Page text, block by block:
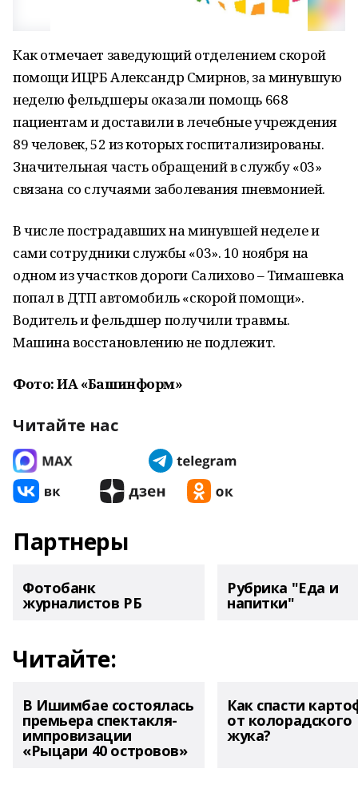
Как отмечает заведующий отделением скорой
помощи ИЦРБ Александр Смирнов, за минувшую
неделю фельдшеры оказали помощь 668
пациентам и доставили в лечебные учреждения
89 человек, 52 из которых госпитализированы.
Значительная часть обращений в службу «03»
связана со случаями заболевания пневмонией.
В числе пострадавших на минувшей неделе и
сами сотрудники службы «03». 10 ноября на
одном из участков дороги Салихово – Тимашевка
попал в ДТП автомобиль «скорой помощи».
Водитель и фельдшер получили травмы.
Машина восстановлению не подлежит.
Фото: ИА «Башинформ»
Читайте нас
Партнеры
Фотобанк
журналистов РБ
Рубрика "Еда и
напитки"
Читайте:
В Ишимбае состоялась
премьера спектакля-
импровизации
«Рыцари 40 островов»
Как спасти
от колорадского
жука?